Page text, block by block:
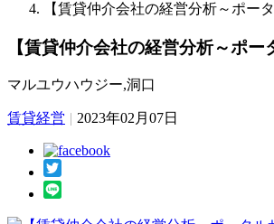
【賃貸仲介会社の経営分析～ポー
【賃貸仲介会社の経営分析～ポ
マルユウハウジー,洞口
賃貸経営 | 2023年02月07日